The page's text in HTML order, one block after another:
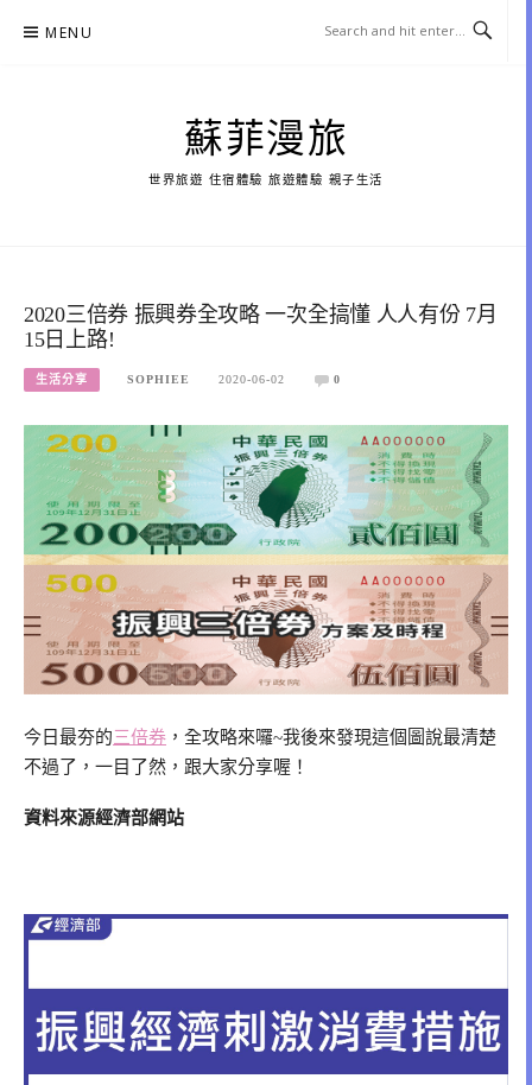
MENU
蘇菲漫旅
世界旅遊 住宿體驗 旅遊體驗 親子生活
2020三倍券 振興券全攻略 一次全搞懂 人人有份 7月
15日上路!
生活分享 SOPHIEE 2020-06-02 0
今日最夯的三倍券 ，全攻略來囉~我後來發現這個圖說最清楚
不過了，一目了然，跟大家分享喔！
資料來源經濟部網站